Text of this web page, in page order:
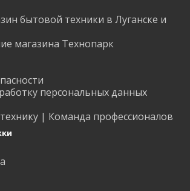
бытовой техники в Луганске и
магазина Технопарк
персональных данных
| Команда профессионалов